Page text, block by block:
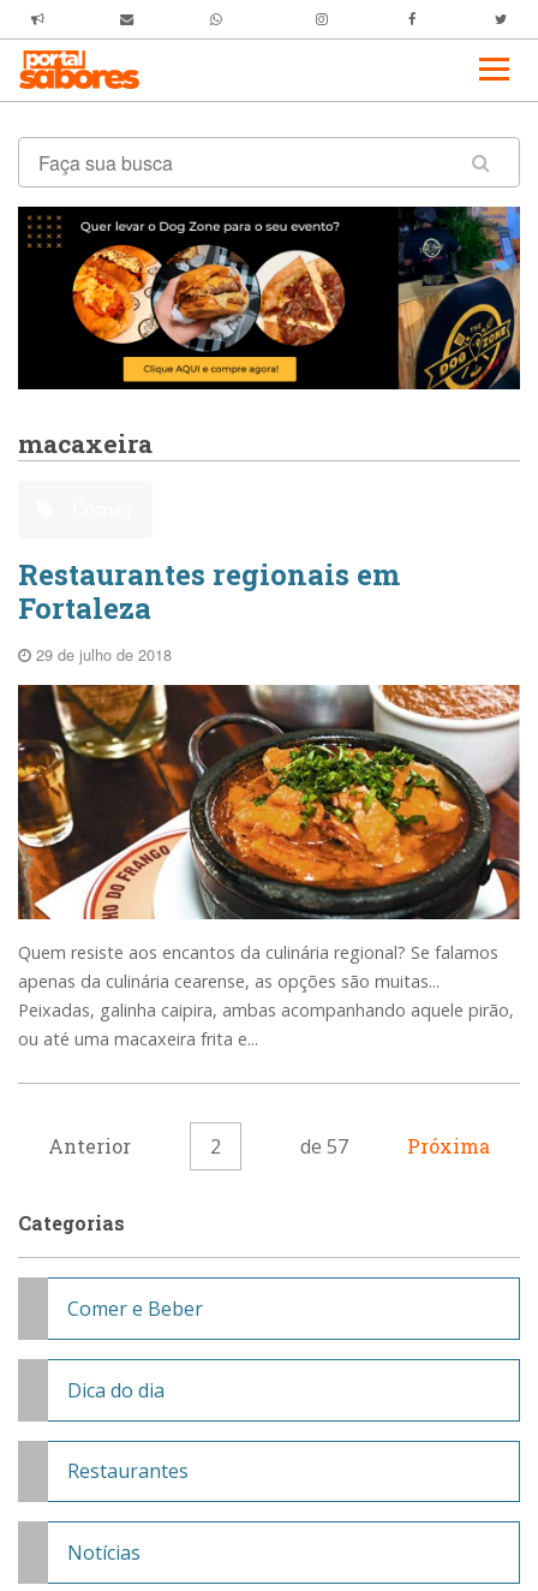
macaxeira
Restaurantes regionais em
Fortaleza
29 de julho de 2018
Quem resiste aos encantos da culinária regional? Se falamos
apenas da culinária cearense, as opções são muitas...
Peixadas, galinha caipira, ambas acompanhando aquele pirão,
ou até uma macaxeira frita e...
Anterior 2 de 57 Próxima
Categorias
Comer e Beber
Dica do dia
Restaurantes
Notícias